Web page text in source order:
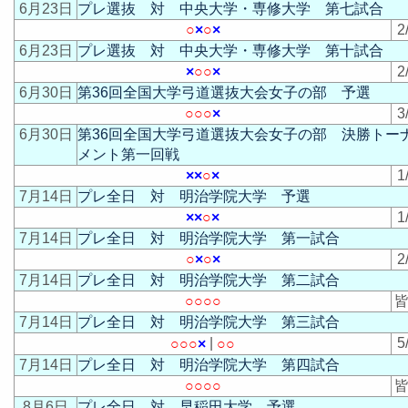
6月23日 プレ選抜 対 中央大学・専修大学 第七試合
○×○×
6月23日 プレ選抜 対 中央大学・専修大学 第十試合
×○○×
6月30日 第36回全国大学弓道選抜大会女子の部 予選
○○○×
6月30日 第36回全国大学弓道選抜大会女子の部 決勝トー
メント第一回戦
××○×
7月14日 プレ全日 対 明治学院大学 予選
××○×
7月14日 プレ全日 対 明治学院大学 第一試合
○×○×
7月14日 プレ全日 対 明治学院大学 第二試合
○○○○
7月14日 プレ全日 対 明治学院大学 第三試合
○○○× ○○
7月14日 プレ全日 対 明治学院大学 第四試合
○○○○